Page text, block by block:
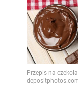
Przepis na